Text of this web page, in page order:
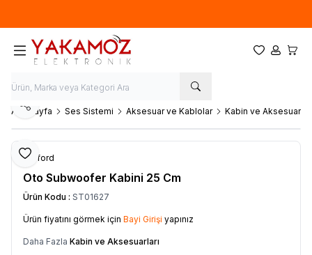
Favorilerim
Hesabım
Ana Sayfa Ses Sistemi Aksesuar ve Kablolar Kabin ve Aksesuarları
Favoriye Ekle
Paylaş
Clifford
Oto Subwoofer Kabini 25 Cm
Ürün Kodu : ST01627
Ürün fiyatını görmek için Bayi Girişi yapınız
Daha Fazla Kabin ve Aksesuarları